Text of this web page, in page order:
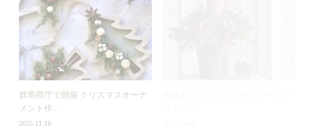
群馬県庁で開催 クリスマスオーナ
メント作...
2025.11.16